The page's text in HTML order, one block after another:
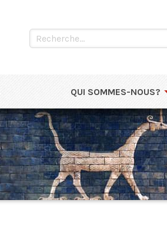
QUI SOMMES-NOUS?